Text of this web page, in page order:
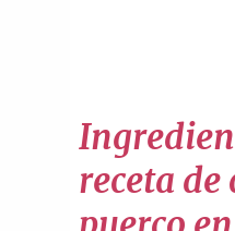
receta de